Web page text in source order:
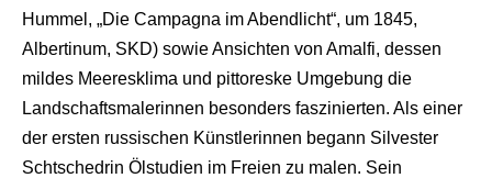
Hummel, „Die Campagna im Abendlicht“, um 1845,
Albertinum, SKD) sowie Ansichten von Amalfi, dessen
mildes Meeresklima und pittoreske Umgebung die
Landschaftsmalerinnen besonders faszinierten. Als einer
der ersten russischen Künstlerinnen begann Silvester
Schtschedrin Ölstudien im Freien zu malen. Sein